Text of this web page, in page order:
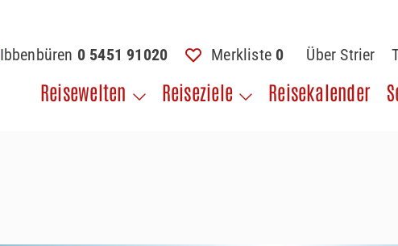
Reisewelten Reiseziele Reisekalender
Über Strier
Ibbenbüren 0 5451 91020 Merkliste 0